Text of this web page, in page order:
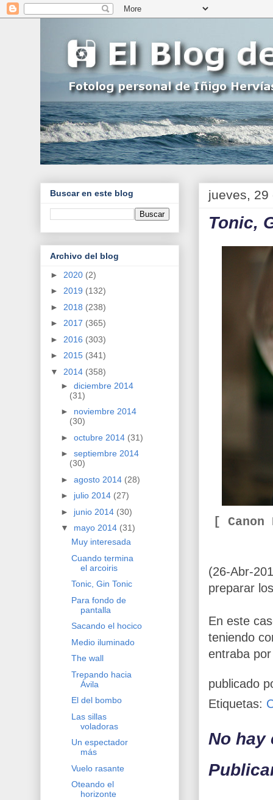
jueves, 29
Tonic,
[
(26-Abr-
preparar
En este
teniendo
entraba
publicado
Etiquetas:
No hay
Buscar en este blog
Archivo del blog
► 2020 (2)
► 2019 (132)
► 2018 (238)
► 2017 (365)
► 2016 (303)
► 2015 (341)
▼ 2014 (358)
► diciembre 2014
(31)
► noviembre 2014
(30)
► octubre 2014 (31)
► septiembre 2014
(30)
► agosto 2014 (28)
► julio 2014 (27)
► junio 2014 (30)
▼ mayo 2014 (31)
Muy interesada
Cuando termina
el arcoiris
Tonic, Gin Tonic
Para fondo de
pantalla
Sacando el hocico
Medio iluminado
The wall
Trepando hacia
Ávila
El del bombo
Las sillas
voladoras
Un espectador
más
Vuelo rasante
Oteando el
horizonte